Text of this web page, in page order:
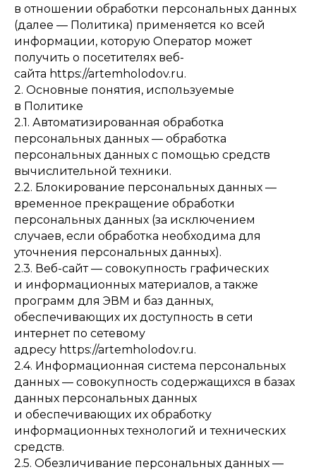
в отношении обработки персональных данных
(далее — Политика) применяется ко всей
информации, которую Оператор может
получить о посетителях веб-
сайта https://artemholodov.ru.
2. Основные понятия, используемые
в Политике
2.1. Автоматизированная обработка
персональных данных — обработка
персональных данных с помощью средств
вычислительной техники.
2.2. Блокирование персональных данных —
временное прекращение обработки
персональных данных (за исключением
случаев, если обработка необходима для
уточнения персональных данных).
2.3. Веб-сайт — совокупность графических
и информационных материалов, а также
программ для ЭВМ и баз данных,
обеспечивающих их доступность в сети
интернет по сетевому
адресу https://artemholodov.ru.
2.4. Информационная система персональных
данных — совокупность содержащихся в базах
данных персональных данных
и обеспечивающих их обработку
информационных технологий и технических
средств.
2.5. Обезличивание персональных данных —